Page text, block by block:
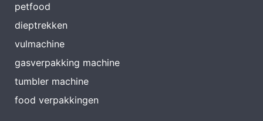
petfood
dieptrekken
vulmachine
gasverpakking machine
tumbler machine
food verpakkingen